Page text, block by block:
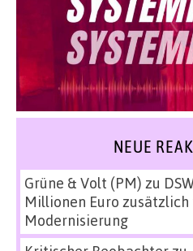
NEUE
Grüne & Volt (PM) zu
Millionen Euro
Modernisierung